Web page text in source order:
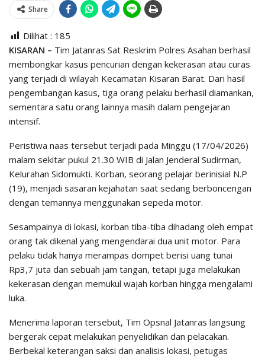
Share
Dilihat : 185
KISARAN – Tim Jatanras Sat Reskrim Polres Asahan berhasil
membongkar kasus pencurian dengan kekerasan atau curas
yang terjadi di wilayah Kecamatan Kisaran Barat. Dari hasil
pengembangan kasus, tiga orang pelaku berhasil diamankan,
sementara satu orang lainnya masih dalam pengejaran
intensif.
Peristiwa naas tersebut terjadi pada Minggu (17/04/2026)
malam sekitar pukul 21.30 WIB di Jalan Jenderal Sudirman,
Kelurahan Sidomukti. Korban, seorang pelajar berinisial N.P
(19), menjadi sasaran kejahatan saat sedang berboncengan
dengan temannya menggunakan sepeda motor.
Sesampainya di lokasi, korban tiba-tiba dihadang oleh empat
orang tak dikenal yang mengendarai dua unit motor. Para
pelaku tidak hanya merampas dompet berisi uang tunai
Rp3,7 juta dan sebuah jam tangan, tetapi juga melakukan
kekerasan dengan memukul wajah korban hingga mengalami
luka.
Menerima laporan tersebut, Tim Opsnal Jatanras langsung
bergerak cepat melakukan penyelidikan dan pelacakan.
Berbekal keterangan saksi dan analisis lokasi, petugas